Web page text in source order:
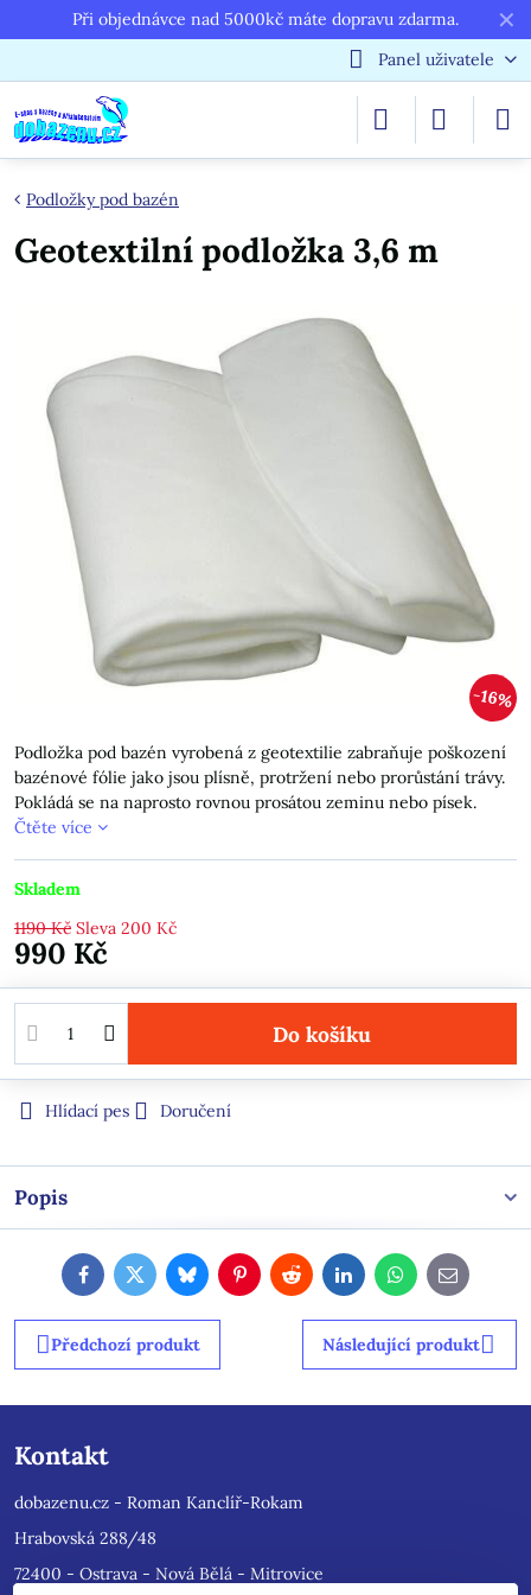
✕
Při objednávce nad 5000kč máte dopravu zdarma.
Panel uživatele
16%
Podložky pod bazén
Geotextilní podložka 3,6 m
Podložka pod bazén vyrobená z geotextilie zabraňuje poškození
bazénové fólie jako jsou plísně, protržení nebo prorůstání trávy.
Pokládá se na naprosto rovnou prosátou zeminu nebo písek.
Čtěte více
Skladem
1190 Kč Sleva 200 Kč
990 Kč
Do košíku
Hlídací pes Doručení
Popis
FacebookTwitterBlueskyPinterestRedditLinkedInWhatsApp
E-
mail
Předchozí produkt Následující produkt
Kontakt
dobazenu.cz - Roman Kanclíř-Rokam
Hrabovská 288/48
72400 - Ostrava - Nová Bělá - Mitrovice